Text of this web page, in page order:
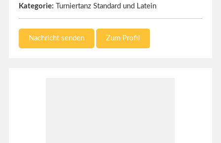
Kategorie:
Turniertanz Standard und Latein
Nachricht senden Zum Profil